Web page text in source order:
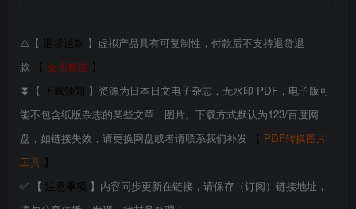
⚠️【 退货退款
】虚拟产品具有可复制性，付款后不支持退货退
款
【 会员权益 】
⏬【
下载须知
】资源为日本日文电子杂志，无水印 PDF，电子版可
能不包含纸版杂志的某些文章、图片。下载方式默认为123/百度网
盘，如链接失效，请更换网盘或者请联系我们补发
【 PDF转换图片
工具 】
✅ 【 注意事项 】内容同步更新在链接，请保存（订阅）链接地址，